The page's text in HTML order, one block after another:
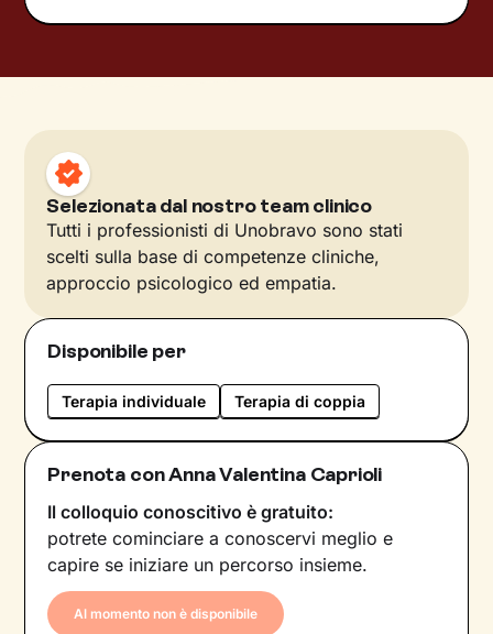
Selezionata dal nostro team clinico
Tutti i professionisti di Unobravo sono stati
scelti sulla base di competenze cliniche,
approccio psicologico ed empatia.
Disponibile per
Terapia individuale Terapia di coppia
Prenota con Anna Valentina Caprioli
Il colloquio conoscitivo è gratuito:
potrete cominciare a conoscervi meglio e
capire se iniziare un percorso insieme.
Al momento non è disponibile